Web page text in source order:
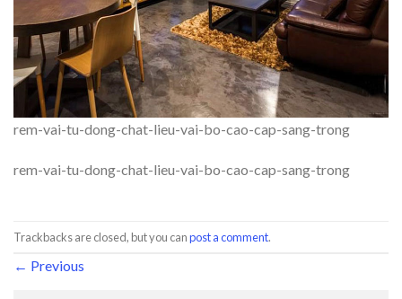
rem-vai-tu-dong-chat-lieu-vai-bo-cao-cap-sang-trong
rem-vai-tu-dong-chat-lieu-vai-bo-cao-cap-sang-trong
Trackbacks are closed, but you canpost a comment.
← Previous